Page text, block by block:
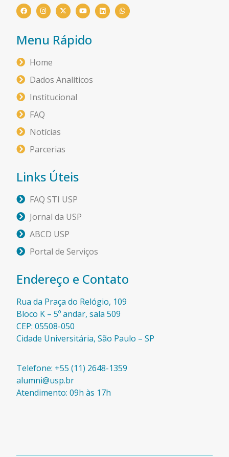
Menu Rápido
Home
Dados Analíticos
Institucional
FAQ
Notícias
Parcerias
Links Úteis
FAQ STI USP
Jornal da USP
ABCD USP
Portal de Serviços
Endereço e Contato
Rua da Praça do Relógio, 109
Bloco K – 5º andar, sala 509
CEP: 05508-050
Cidade Universitária, São Paulo – SP​
Telefone: +55 (11) 2648-1359
alumni@usp.br
Atendimento: 09h às 17h